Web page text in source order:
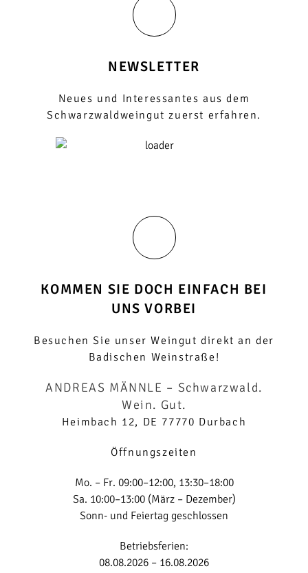
NEWSLETTER
Neues und Interessantes aus dem
Schwarzwaldweingut zuerst erfahren.
KOMMEN SIE DOCH EINFACH BEI
UNS VORBEI
Besuchen Sie unser Weingut direkt an der
Badischen Weinstraße!
ANDREAS MÄNNLE – Schwarzwald.
Wein. Gut.
Heimbach 12, DE 77770 Durbach
Öffnungszeiten
Mo. – Fr. 09:00–12:00, 13:30–18:00
Sa. 10:00–13:00 (März – Dezember)
Sonn- und Feiertag geschlossen
Betriebsferien:
08.08.2026 – 16.08.2026